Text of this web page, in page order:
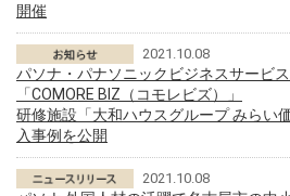
開催
2021.10.08
パソナ・パナソニックビジネスサービ
「COMORE BIZ（コモレビズ）」
研修施設「大和ハウスグループ みらい
入事例を公開
2021.10.08